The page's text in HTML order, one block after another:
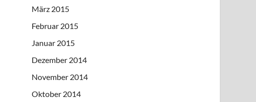
März 2015
Februar 2015
Januar 2015
Dezember 2014
November 2014
Oktober 2014